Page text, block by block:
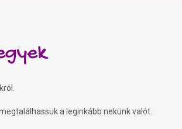
a leginkább nekünk valót.